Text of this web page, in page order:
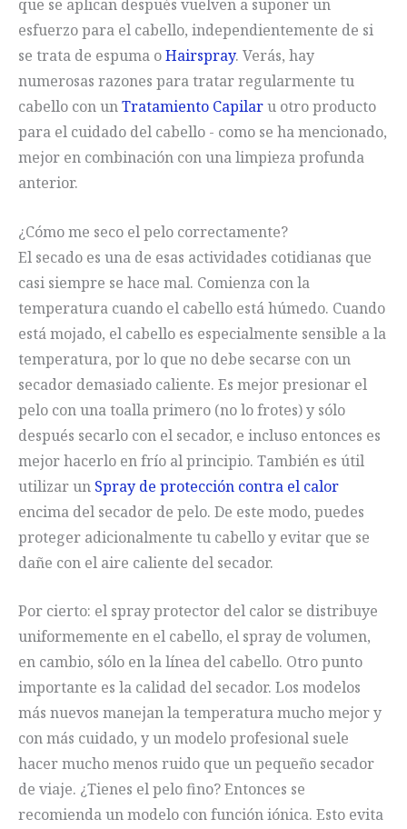
que se aplican después vuelven a suponer un
esfuerzo para el cabello, independientemente de si
se trata de espuma oHairspray. Verás, hay
numerosas razones para tratar regularmente tu
cabello con unTratamiento Capilaru otro producto
para el cuidado del cabello - como se ha mencionado,
mejor en combinación con una limpieza profunda
anterior.
¿Cómo me seco el pelo correctamente?
El secado es una de esas actividades cotidianas que
casi siempre se hace mal. Comienza con la
temperatura cuando el cabello está húmedo. Cuando
está mojado, el cabello es especialmente sensible a la
temperatura, por lo que no debe secarse con un
secador demasiado caliente. Es mejor presionar el
pelo con una toalla primero (no lo frotes) y sólo
después secarlo con el secador, e incluso entonces es
mejor hacerlo en frío al principio. También es útil
utilizar un Spray de protección contra el calor
encima del secador de pelo. De este modo, puedes
proteger adicionalmente tu cabello y evitar que se
dañe con el aire caliente del secador.
Por cierto: el spray protector del calor se distribuye
uniformemente en el cabello, el spray de volumen,
en cambio, sólo en la línea del cabello. Otro punto
importante es la calidad del secador. Los modelos
más nuevos manejan la temperatura mucho mejor y
con más cuidado, y un modelo profesional suele
hacer mucho menos ruido que un pequeño secador
de viaje. ¿Tienes el pelo fino? Entonces se
recomienda un modelo con función iónica. Esto evita